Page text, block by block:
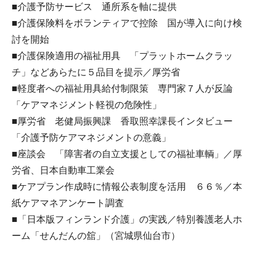
■介護予防サービス 通所系を軸に提供
■介護保険料をボランティアで控除 国が導入に向け検
討を開始
■介護保険適用の福祉用具 「プラットホームクラッ
チ」などあらたに５品目を提示／厚労省
■軽度者への福祉用具給付制限策 専門家７人が反論
「ケアマネジメント軽視の危険性」
■厚労省 老健局振興課 香取照幸課長インタビュー
「介護予防ケアマネジメントの意義」
■座談会 「障害者の自立支援としての福祉車輌」／厚
労省、日本自動車工業会
■ケアプラン作成時に情報公表制度を活用 ６６％／本
紙ケアマネアンケート調査
■「日本版フィンランド介護」の実践／特別養護老人ホ
ーム「せんだんの舘」（宮城県仙台市）